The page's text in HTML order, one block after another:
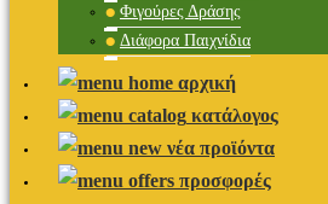
Φιγούρες Δράσης
Διάφορα Παιχνίδια
αρχική
κατάλογος
νέα προϊόντα
προσφορές